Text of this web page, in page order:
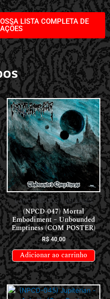
LISTA COMPLETA DE
LANÇAMENTOS // RELEASES
(NPCD-047) Mortal
Embodiment – Unbounded
Emptiness (COM POSTER)
R$40,00
Adicionar ao carrinho